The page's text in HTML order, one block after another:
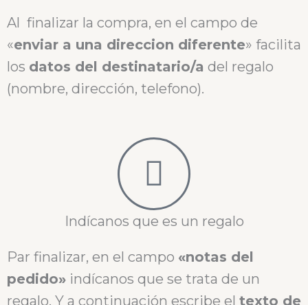
Al finalizar la compra, en el campo de
«enviar a una direccion diferente» facilita
los datos del destinatario/a del regalo
(nombre, dirección, telefono).
Indícanos que es un regalo
Par finalizar, en el campo «notas del
pedido» indícanos que se trata de un
regalo. Y a continuación escribe el texto de